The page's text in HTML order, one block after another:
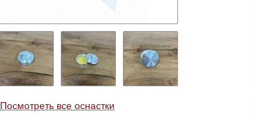
Посмотреть все оснастки